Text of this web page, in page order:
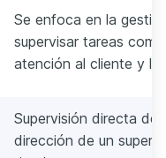
Se enfoca en la
supervisar tareas
atención al cliente y la
Supervisión directa de
dirección de un